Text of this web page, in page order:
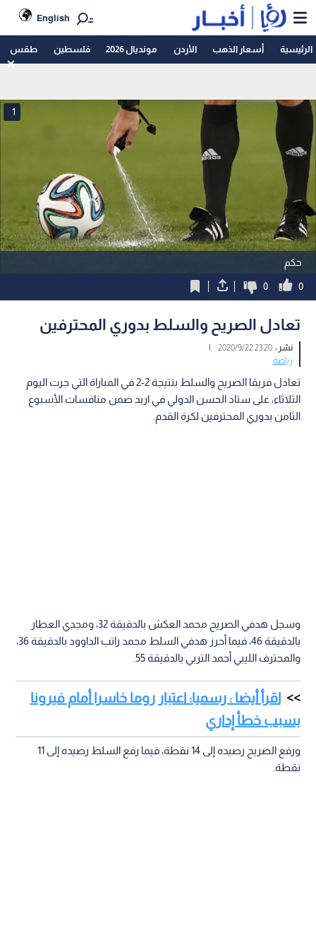
English
الرئيسية أسعار الذهب الأردن مونديال 2026 فلسطين طقس
حكم
1
0
0
تعادل الصريح والسلط بدوري المحترفين
نشر :23:20 2020/9/22
|
رياضة
تعادل فريقا الصريح والسلط بنتيجة 2-2 في المباراة التي جرت اليوم
الثلاثاء، على ستاد الحسن الدولي في اربد ضمن منافسات الأسبوع
الثامن بدوري المحترفين لكرة القدم.
وسجل هدفي الصريح محمد العكش بالدقيقة 32، ومجدي العطار
بالدقيقة 46، فيما أحرز هدفي السلط محمد راتب الداوود بالدقيقة 36،
والمحترف الليبي أحمد التربي بالدقيقة 55.
اقرأ أيضا : رسميا: اعتبار روما خاسرا أمام فيرونا
بسبب خطأ إداري
ورفع الصريح رصيده إلى 14 نقطة، فيما رفع السلط رصيده إلى 11
نقطة.